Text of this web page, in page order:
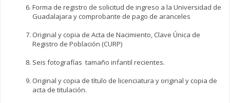
Forma de registro de solicitud de ingreso a la Universidad de
Guadalajara y comprobante de pago de aranceles
Original y copia de Acta de Nacimiento, Clave Única de
Registro de Población (CURP)
Seis fotografías tamaño infantil recientes.
Original y copia de título de licenciatura y original y copia de
acta de titulación.